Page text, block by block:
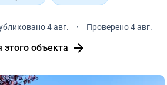
4 авг. · Проверено 4 авг.
объекта